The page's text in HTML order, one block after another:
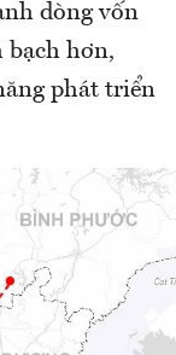
dòng vốn
hơn,
phát triển